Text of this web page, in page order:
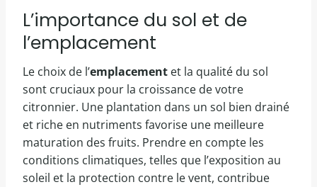
L’importance du sol et de
l’emplacement
Le choix de l’emplacement et la qualité du sol
sont cruciaux pour la croissance de votre
citronnier. Une plantation dans un sol bien drainé
et riche en nutriments favorise une meilleure
maturation des fruits. Prendre en compte les
conditions climatiques, telles que l’exposition au
soleil et la protection contre le vent, contribue